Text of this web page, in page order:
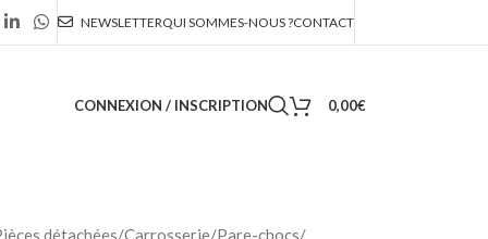
NEWSLETTERQUI SOMMES-NOUS ?CONTACT
CONNEXION / INSCRIPTION 0,00€
détachées/Carrosserie/Pare-chocs/